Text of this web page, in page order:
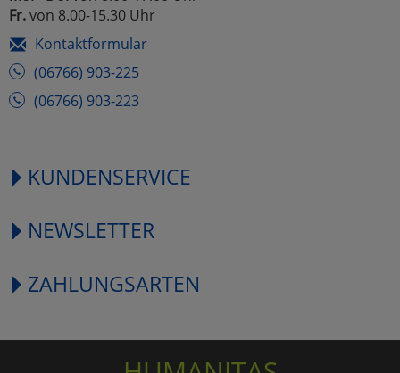
Fr.von 8.00-15.30 Uhr
Kontaktformular
(06766) 903-225
(06766) 903-223
KUNDENSERVICE
NEWSLETTER
ZAHLUNGSARTEN